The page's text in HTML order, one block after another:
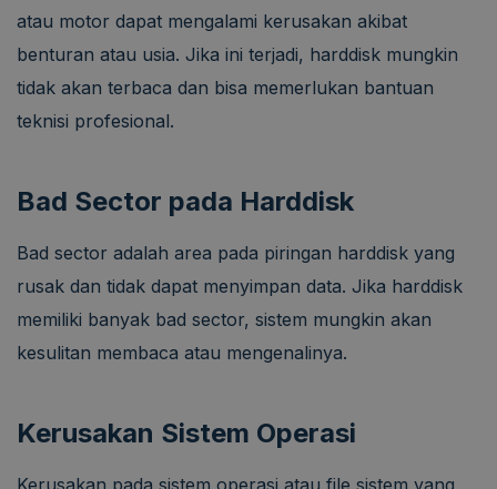
atau motor dapat mengalami kerusakan akibat
benturan atau usia. Jika ini terjadi, harddisk mungkin
tidak akan terbaca dan bisa memerlukan bantuan
teknisi profesional.
Bad Sector pada Harddisk
Bad sector adalah area pada piringan harddisk yang
rusak dan tidak dapat menyimpan data. Jika harddisk
memiliki banyak bad sector, sistem mungkin akan
kesulitan membaca atau mengenalinya.
Kerusakan Sistem Operasi
Kerusakan pada sistem operasi atau file sistem yang